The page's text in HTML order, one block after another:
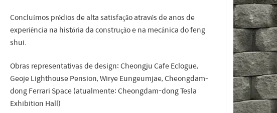
Concluímos prédios de alta satisfação através de anos de
experiência na história da construção e na mecânica do feng
shui.
Obras representativas de design: Cheongju Cafe Eclogue,
Geoje Lighthouse Pension, Wirye Eungeumjae, Cheongdam-
dong Ferrari Space (atualmente: Cheongdam-dong Tesla
Exhibition Hall)